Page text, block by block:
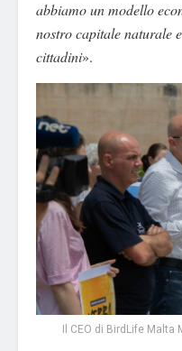
abbiamo un modello
nostro capitale naturale
cittadini».
Il CEO di BirdLife Malta